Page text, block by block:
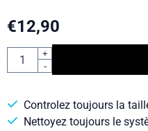
€12,90
Quantité
+
-
Controlez toujours la
Nettoyez toujours le